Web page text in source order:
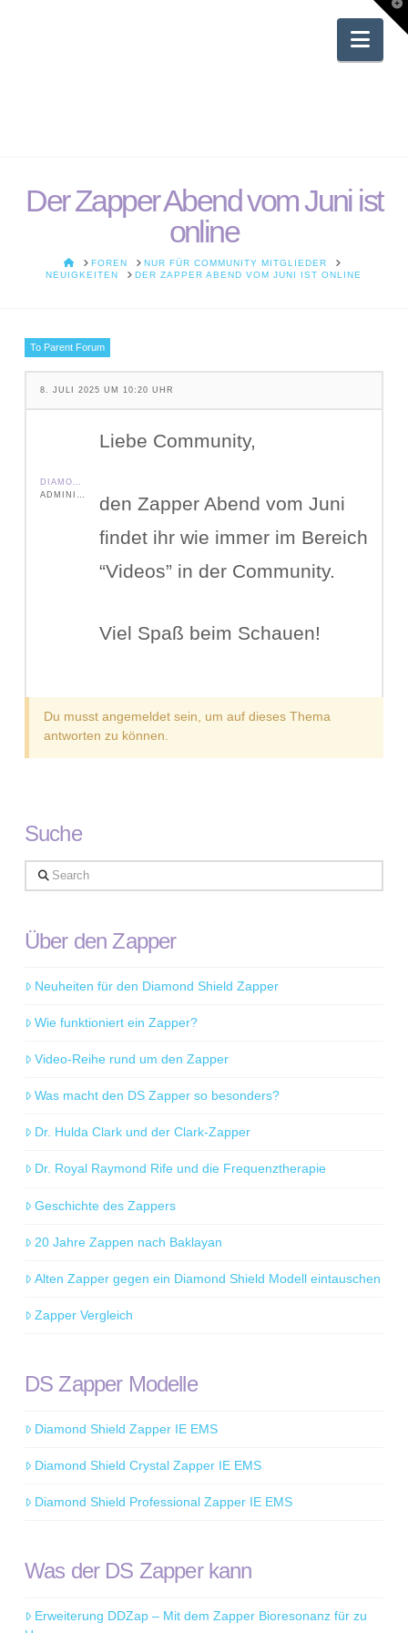
Der Zapper Abend vom Juni ist
online
HOMEFOREN
NUR FÜR COMMUNITY MITGLIEDER
NEUIGKEITEN
DER ZAPPER ABEND VOM JUNI IST ONLINE
To Parent Forum
8. JULI 2025 UM 10:20 UHR
DIAMOND SHIELD ZAPPER IE
ADMINISTRATOR
Liebe Community,
den Zapper Abend vom Juni
findet ihr wie immer im Bereich
“Videos” in der Community.
Viel Spaß beim Schauen!
Du musst angemeldet sein, um auf dieses Thema
antworten zu können.
Suche
Search
Über den Zapper
Neuheiten für den Diamond Shield Zapper
Wie funktioniert ein Zapper?
Video-Reihe rund um den Zapper
Was macht den DS Zapper so besonders?
Dr. Hulda Clark und der Clark-Zapper
Dr. Royal Raymond Rife und die Frequenztherapie
Geschichte des Zappers
20 Jahre Zappen nach Baklayan
Alten Zapper gegen ein Diamond Shield Modell eintauschen
Zapper Vergleich
DS Zapper Modelle
Diamond Shield Zapper IE EMS
Diamond Shield Crystal Zapper IE EMS
Diamond Shield Professional Zapper IE EMS
Was der DS Zapper kann
Erweiterung DDZap – Mit dem Zapper Bioresonanz für zu